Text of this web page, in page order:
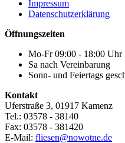
Impressum
Datenschutzerklärung
Öffnungszeiten
Mo-Fr 09:00 - 18:00 Uhr
Sa nach Vereinbarung
Sonn- und Feiertags
Kontakt
Uferstraße 3, 01917 Kamenz
Tel.: 03578 - 38140
Fax: 03578 - 381420
E-Mail: fliesen@nowotne.de